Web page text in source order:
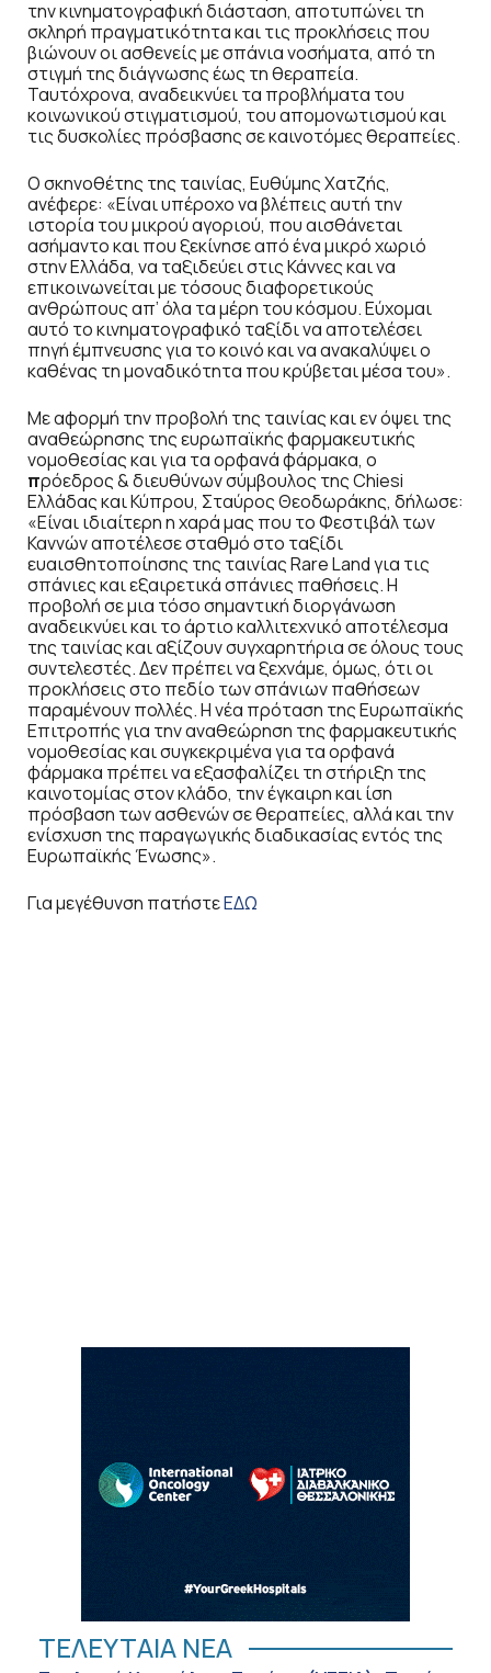
την κινηματογραφική διάσταση, αποτυπώνει τη
σκληρή πραγματικότητα και τις προκλήσεις που
βιώνουν οι ασθενείς με σπάνια νοσήματα, από τη
στιγμή της διάγνωσης έως τη θεραπεία.
Ταυτόχρονα, αναδεικνύει τα προβλήματα του
κοινωνικού στιγματισμού, του απομονωτισμού και
τις δυσκολίες πρόσβασης σε καινοτόμες θεραπείες.
Ο σκηνοθέτης της ταινίας, Ευθύμης Χατζής,
ανέφερε: «Είναι υπέροχο να βλέπεις αυτή την
ιστορία του μικρού αγοριού, που αισθάνεται
ασήμαντο και που ξεκίνησε από ένα μικρό χωριό
στην Ελλάδα, να ταξιδεύει στις Κάννες και να
επικοινωνείται με τόσους διαφορετικούς
ανθρώπους απ’ όλα τα μέρη του κόσμου. Εύχομαι
αυτό το κινηματογραφικό ταξίδι να αποτελέσει
πηγή έμπνευσης για το κοινό και να ανακαλύψει ο
καθένας τη μοναδικότητα που κρύβεται μέσα του».
Με αφορμή την προβολή της ταινίας και εν όψει της
αναθεώρησης της ευρωπαϊκής φαρμακευτικής
νομοθεσίας και για τα ορφανά φάρμακα, ο
πρόεδρος & διευθύνων σύμβουλος της Chiesi
Ελλάδας και Κύπρου, Σταύρος Θεοδωράκης, δήλωσε:
«Είναι ιδιαίτερη η χαρά μας που το Φεστιβάλ των
Καννών αποτέλεσε σταθμό στο ταξίδι
ευαισθητοποίησης της ταινίας Rare Land για τις
σπάνιες και εξαιρετικά σπάνιες παθήσεις. Η
προβολή σε μια τόσο σημαντική διοργάνωση
αναδεικνύει και το άρτιο καλλιτεχνικό αποτέλεσμα
της ταινίας και αξίζουν συγχαρητήρια σε όλους τους
συντελεστές. Δεν πρέπει να ξεχνάμε, όμως, ότι οι
προκλήσεις στο πεδίο των σπάνιων παθήσεων
παραμένουν πολλές. Η νέα πρόταση της Ευρωπαϊκής
Επιτροπής για την αναθεώρηση της φαρμακευτικής
νομοθεσίας και συγκεκριμένα για τα ορφανά
φάρμακα πρέπει να εξασφαλίζει τη στήριξη της
καινοτομίας στον κλάδο, την έγκαιρη και ίση
πρόσβαση των ασθενών σε θεραπείες, αλλά και την
ενίσχυση της παραγωγικής διαδικασίας εντός της
Ευρωπαϊκής Ένωσης».
Για μεγέθυνση πατήστεΕΔΩ
ΤΕΛΕΥΤΑΙΑ ΝΕΑ